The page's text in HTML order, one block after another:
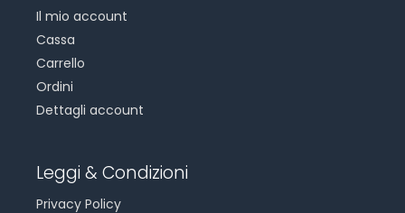
Il mio account
Cassa
Carrello
Ordini
Dettagli account
Leggi & Condizioni
Privacy Policy